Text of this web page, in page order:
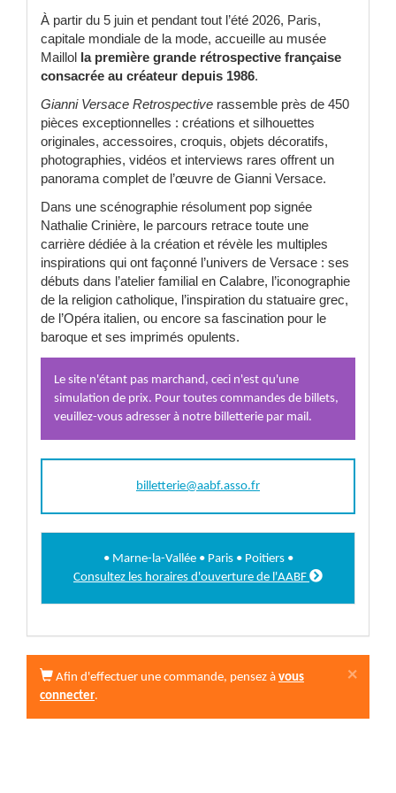
À partir du 5 juin et pendant tout l’été 2026, Paris,
capitale mondiale de la mode, accueille au musée
Maillol la première grande rétrospective française
consacrée au créateur depuis 1986.
Gianni Versace Retrospective rassemble près de 450
pièces exceptionnelles : créations et silhouettes
originales, accessoires, croquis, objets décoratifs,
photographies, vidéos et interviews rares offrent un
panorama complet de l’œuvre de Gianni Versace.
Dans une scénographie résolument pop signée
Nathalie Crinière, le parcours retrace toute une
carrière dédiée à la création et révèle les multiples
inspirations qui ont façonné l’univers de Versace : ses
débuts dans l’atelier familial en Calabre, l’iconographie
de la religion catholique, l’inspiration du statuaire grec,
de l’Opéra italien, ou encore sa fascination pour le
baroque et ses imprimés opulents.
Le site n'étant pas marchand, ceci n'est qu'une
simulation de prix. Pour toutes commandes de billets,
veuillez-vous adresser à notre billetterie par mail.
billetterie@aabf.asso.fr
• Marne-la-Vallée • Paris • Poitiers •
Consultez les horaires d'ouverture de l'AABF 
×
Afin d'effectuer une commande, pensez à vous
connecter.